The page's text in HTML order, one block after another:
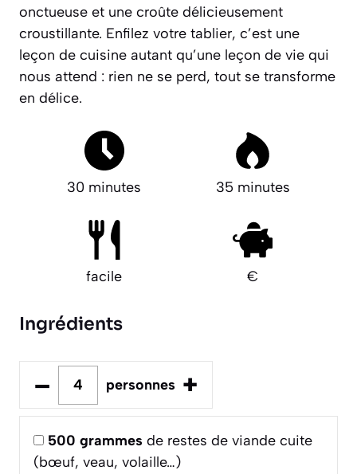
onctueuse et une croûte délicieusement
croustillante. Enfilez votre tablier, c’est une
leçon de cuisine autant qu’une leçon de vie qui
nous attend : rien ne se perd, tout se transforme
en délice.
30 minutes 35 minutes
facile €
Ingrédients
– personnes +
500 grammes de restes de viande cuite
(bœuf, veau, volaille…)